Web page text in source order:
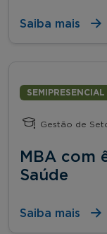
Saiba mais
Gestão de
MBA com
Saúde
Saiba mais